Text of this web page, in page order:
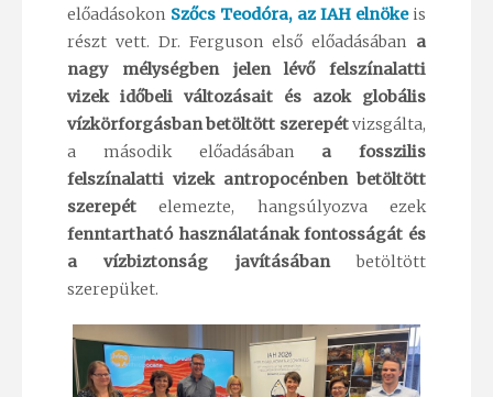
előadásokon Szőcs Teodóra, az IAH elnökeis
részt vett. Dr. Ferguson első előadásában a
nagy mélységben jelen lévő felszínalatti
vizek időbeli változásait és azok globális
vízkörforgásban betöltött szerepétvizsgálta,
a második előadásában a fosszilis
felszínalatti vizek antropocénben betöltött
szerepételemezte, hangsúlyozva ezek
fenntartható használatának fontosságát és
a vízbiztonság javításábanbetöltött
szerepüket.